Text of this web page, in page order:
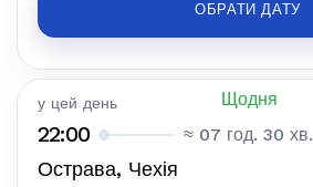
ОБРАТИ ДАТУ
у цей день Щодня
22:00 ≈ 07 год. 30 хв.
Острава, Чехія